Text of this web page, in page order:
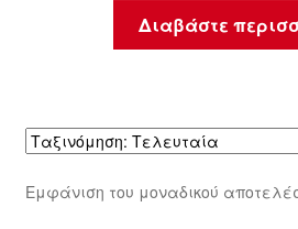
Διαβάστε
Εμφάνιση του μοναδικού